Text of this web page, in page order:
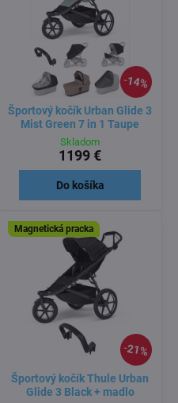
14%
Športový kočík Urban Glide 3
Mist Green 7 in 1 Taupe
Skladom
1199 €
Do košíka
21%
Magnetická pracka
Športový kočík Thule Urban
Glide 3 Black + madlo